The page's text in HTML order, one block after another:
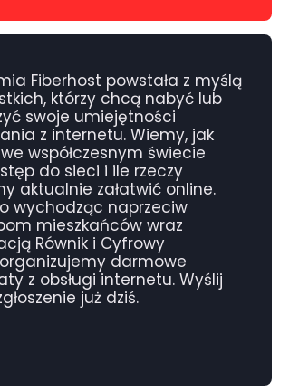
Fiberhost powstała z myślą
którzy chcą nabyć lub
swoje umiejętności
z internetu. Wiemy, jak
współczesnym świecie
do sieci i ile rzeczy
aktualnie załatwić online.
wychodząc naprzeciw
mieszkańców wraz
Równik i Cyfrowy
organizujemy darmowe
z obsługi internetu. Wyślij
już dziś.